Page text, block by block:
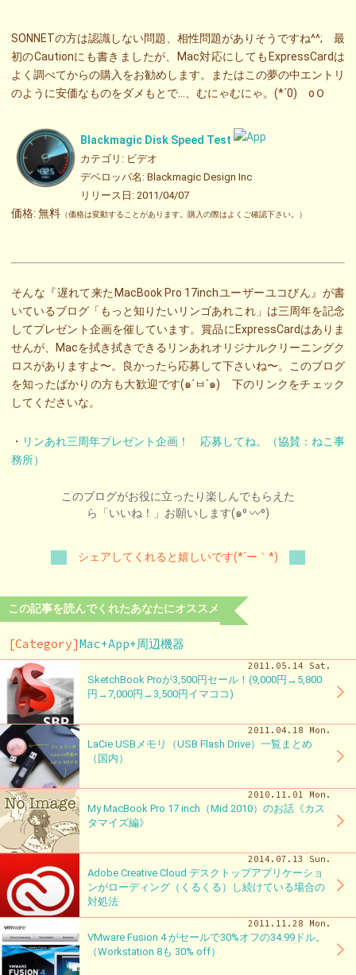
SONNETの方は認識しない問題、相性問題がありそうですね^^; 最
初のCautionにも書きましたが、Mac対応にしてもExpressCardは
よく調べてからの購入をお勧めします。またはこの夢の中エントリ
のように安価なものをダメもとで…、むにゃむにゃ。(*´0)ゞoＯ
Blackmagic Disk Speed Test
カテゴリ: ビデオ
デベロッパ名: Blackmagic Design Inc
リリース日: 2011/04/07
価格: 無料 （価格は変動することがあります。購入の際はよくご確認下さい。）
そんな『遅れて来たMacBook Pro 17inchユーザーユコびん』が書
いているブログ「もっと知りたいリンゴあれこれ」は三周年を記念
してプレゼント企画を催しています。賞品にExpressCardはありま
せんが、Macを拭き拭きできるリンあれオリジナルクリーニングク
ロスがありますよ〜。良かったら応募して下さいね〜。このブログ
を知ったばかりの方も大歓迎です(๑´ㅂ`๑) 下のリンクをチェック
してくださいな。
・ リンあれ三周年プレゼント企画！ 応募してね。（協賛：ねこ事
務所）
このブログがお役に立ったり楽しんでもらえた
ら「いいね！」お願いします(๑⁰ 〰⁰)
シェアしてくれると嬉しいです(*´ー｀*)
この記事を読んでくれたあなたにオススメ
[Category]Mac+App+周辺機器
2011.05.14 Sat.
SketchBook Proが3,500円セール！(9,000円→5,800
円→7,000円→3,500円イマココ)
2011.04.18 Mon.
LaCie USBメモリ（USB Flash Drive）一覧まとめ
（国内）
2010.11.01 Mon.
My MacBook Pro 17 inch（Mid 2010）のお話《カス
タマイズ編》
2014.07.13 Sun.
Adobe Creative Cloud デスクトップアプリケーショ
ンがローディング（くるくる）し続けている場合の
対処法
2011.11.28 Mon.
VMware Fusion 4 がセールで30%オフの34.99ドル。
（Workstation 8も 30% off）